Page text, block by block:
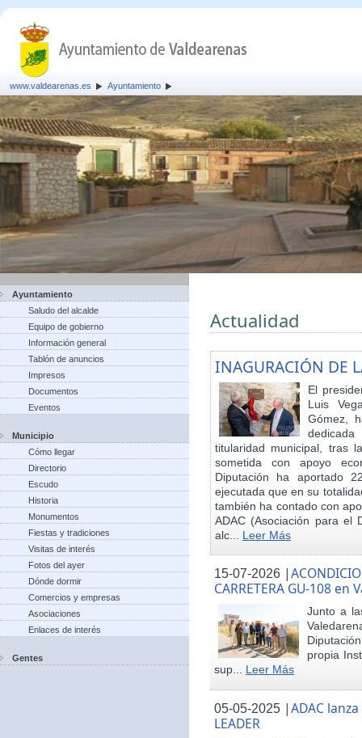
www.valdearenas.es Ayuntamiento
Ayuntamiento
Saludo del alcalde
Equipo de gobierno
Información general
Tablón de anuncios
Impresos
Documentos
Eventos
Municipio
Cómo llegar
Directorio
Escudo
Historia
Monumentos
Fiestas y tradiciones
Visitas de interés
Fotos del ayer
Dónde dormir
Comercios y empresas
Asociaciones
Enlaces de interés
Gentes
Actualidad
INAGURACIÓN DE
El
Luis
Gómez,
titularidad municipal, tras
sometida con apoyo
Diputación ha aportado
ejecutada que en su
también ha contado con
ADAC (Asociación para el
alc... Leer Más
15-07-2026 |
CARRETERA GU-108 en
Junto a
propia
sup... Leer Más
05-05-2025 |ADAC
LEADER